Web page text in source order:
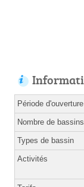
Période d'ouverture
Nombre de bassins
Types de bassin
Activités